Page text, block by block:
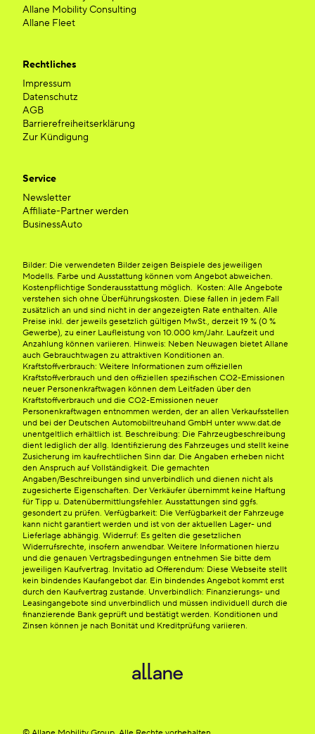
Allane Mobility Consulting
Allane Fleet
Rechtliches
Impressum
Datenschutz
AGB
Barrierefreiheitserklärung
Zur Kündigung
Service
Newsletter
Affiliate-Partner werden
BusinessAuto
Bilder: Die verwendeten Bilder zeigen Beispiele des jeweiligen
Modells. Farbe und Ausstattung können vom Angebot abweichen.
Kostenpflichtige Sonderausstattung möglich. Kosten: Alle Angebote
verstehen sich ohne Überführungskosten. Diese fallen in jedem Fall
zusätzlich an und sind nicht in der angezeigten Rate enthalten. Alle
Preise inkl. der jeweils gesetzlich gültigen MwSt., derzeit 19 % (0 %
Gewerbe), zu einer Laufleistung von 10.000 km/Jahr. Laufzeit und
Anzahlung können variieren. Hinweis: Neben Neuwagen bietet Allane
auch Gebrauchtwagen zu attraktiven Konditionen an.
Kraftstoffverbrauch: Weitere Informationen zum offiziellen
Kraftstoffverbrauch und den offiziellen spezifischen CO2-Emissionen
neuer Personenkraftwagen können dem Leitfaden über den
Kraftstoffverbrauch und die CO2-Emissionen neuer
Personenkraftwagen entnommen werden, der an allen Verkaufsstellen
und bei der Deutschen Automobiltreuhand GmbH unter www.dat.de
unentgeltlich erhältlich ist. Beschreibung: Die Fahrzeugbeschreibung
dient lediglich der allg. Identifizierung des Fahrzeuges und stellt keine
Zusicherung im kaufrechtlichen Sinn dar. Die Angaben erheben nicht
den Anspruch auf Vollständigkeit. Die gemachten
Angaben/Beschreibungen sind unverbindlich und dienen nicht als
zugesicherte Eigenschaften. Der Verkäufer übernimmt keine Haftung
für Tipp u. Datenübermittlungsfehler. Ausstattungen sind ggfs.
gesondert zu prüfen. Verfügbarkeit: Die Verfügbarkeit der Fahrzeuge
kann nicht garantiert werden und ist von der aktuellen Lager- und
Lieferlage abhängig. Widerruf: Es gelten die gesetzlichen
Widerrufsrechte, insofern anwendbar. Weitere Informationen hierzu
und die genauen Vertragsbedingungen entnehmen Sie bitte dem
jeweiligen Kaufvertrag. Invitatio ad Offerendum: Diese Webseite stellt
kein bindendes Kaufangebot dar. Ein bindendes Angebot kommt erst
durch den Kaufvertrag zustande. Unverbindlich: Finanzierungs- und
Leasingangebote sind unverbindlich und müssen individuell durch die
finanzierende Bank geprüft und bestätigt werden. Konditionen und
Zinsen können je nach Bonität und Kreditprüfung variieren.